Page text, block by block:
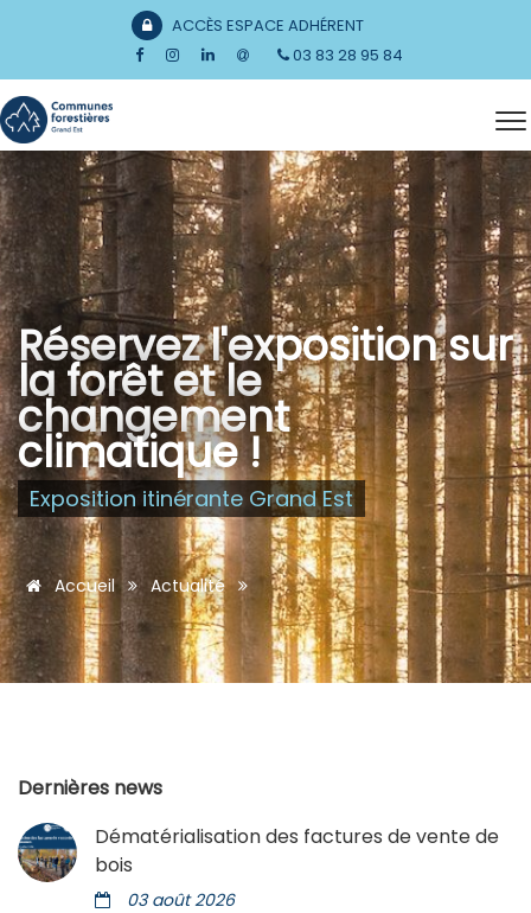
ACCÈS ESPACE ADHÉRENT
03 83 28 95 84
Réservez l'exposition sur
la forêt et le
changement
climatique !
Exposition itinérante Grand Est
Accueil Actualité
Dernières news
Dématérialisation des factures de vente de
bois
03 août 2026